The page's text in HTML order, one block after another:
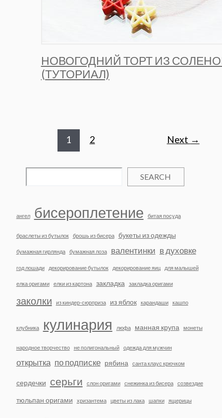
НОВОГОДНИЙ ТОРТ ИЗ
(ТУТОРИАЛ)
1 2 Next →
SEARCH
ангел бисероплетение битая посуда
браслеты из бутылок брошь из бисера букеты из одежды
бумажная гирлянда бумажная лоза валентинки в духовке
год лошади декорирование бутылок декорирование яиц для малышей
елка оригами елки из картона закладка закладка оригами
заколки из киндер-сюрприза из яблок карандаши кашпо
клубника кулинария люфа манная крупа монеты
народное творчество не полигональный одежда для мужчин
открытка по подписке рябина санта клаус крючком
сердечки серьги слон оригами снежинка из бисера созвездие
тюльпан оригами хризантема цветы из лака шапки ящерицы